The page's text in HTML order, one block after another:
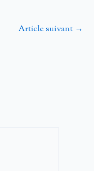
Article suivant →